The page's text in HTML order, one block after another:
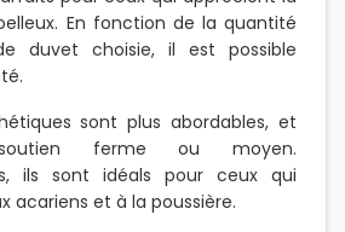
En fonction de la quantité
duvet choisie, il est possible
sont plus abordables, et
ferme ou moyen.
ils sont idéals pour ceux qui
acariens et à la poussière.